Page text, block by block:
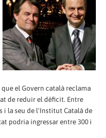
el Govern català reclama
de reduir el dèficit. Entre
i la seu de l'Institut Català de
podria ingressar entre 300 i